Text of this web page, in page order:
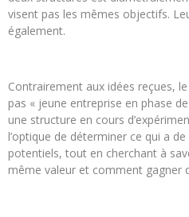
visent pas les mêmes objectifs.
également.
Contrairement aux idées reçues,
pas « jeune entreprise en phase
une structure en cours
l’optique de déterminer ce qui a
potentiels, tout en cherchant à
même valeur et comment gagner